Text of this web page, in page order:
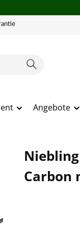
Angebote
Carbon